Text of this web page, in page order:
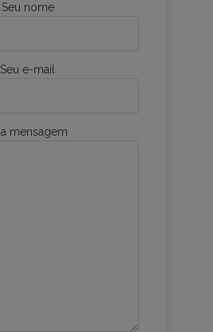
Seu nome
Seu e-mail
mensagem